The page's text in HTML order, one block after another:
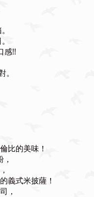
感!!
比的美味！
義式米披薩！
，